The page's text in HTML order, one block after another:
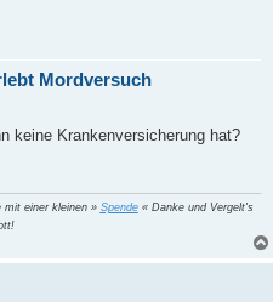
Mordversuch
keine Krankenversicherung hat?
mit einer kleinen » Spende« Danke und Vergelt's